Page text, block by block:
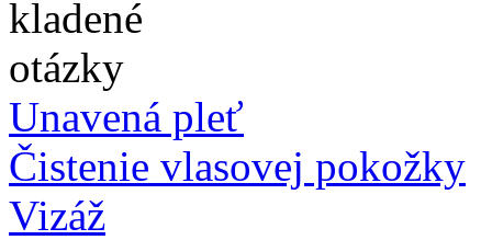
Unavená pleť
Čistenie vlasovej pokožky
Vizáž